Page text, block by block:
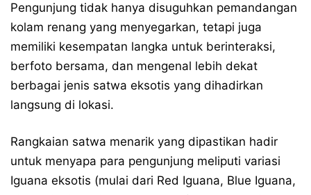
Pengunjung tidak hanya disuguhkan pemandangan
kolam renang yang menyegarkan, tetapi juga
memiliki kesempatan langka untuk berinteraksi,
berfoto bersama, dan mengenal lebih dekat
berbagai jenis satwa eksotis yang dihadirkan
langsung di lokasi.
Rangkaian satwa menarik yang dipastikan hadir
untuk menyapa para pengunjung meliputi variasi
Iguana eksotis (mulai dari Red Iguana, Blue Iguana,